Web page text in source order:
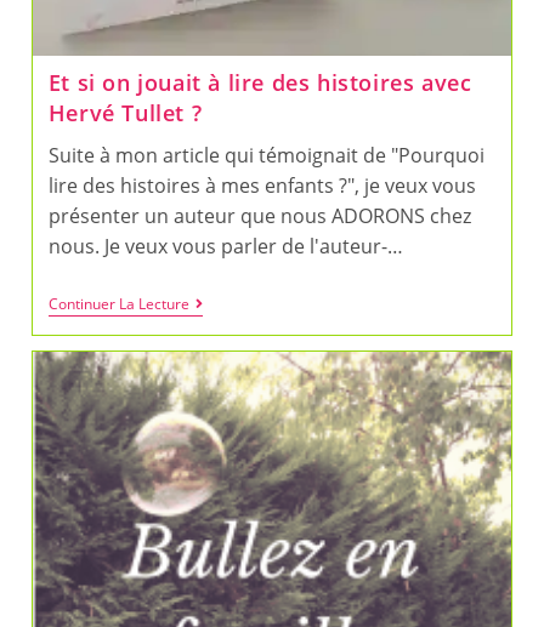
Et si on jouait à lire des histoires avec
Hervé Tullet ?
Suite à mon article qui témoignait de "Pourquoi
lire des histoires à mes enfants ?", je veux vous
présenter un auteur que nous ADORONS chez
nous. Je veux vous parler de l'auteur-…
Continuer La LectureEt
Si
On
Jouait
À
Lire
Des
Histoires
Avec
Hervé
Tullet
?